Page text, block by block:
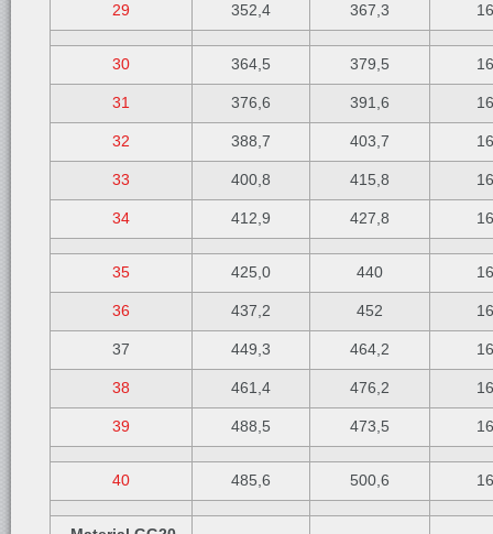
29 352,4 367,3
30 364,5 379,5
31 376,6 391,6
32 388,7 403,7
33 400,8 415,8
34 412,9 427,8
35 425,0 440
36 437,2 452
37 449,3 464,2
38 461,4 476,2
39 488,5 473,5
40 485,6 500,6